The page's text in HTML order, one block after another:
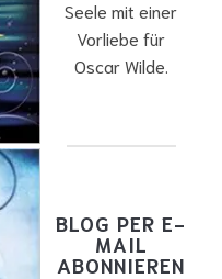
Seele mit einer
Vorliebe für
Oscar Wilde.
BLOG PER E-
MAIL
ABONNIEREN